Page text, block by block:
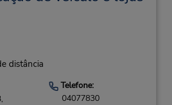
distância
Telefone:
04077830